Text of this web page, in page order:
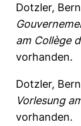
Dotzler,
am Collège
vorhanden.
Dotzler,
Vorlesung
vorhanden.